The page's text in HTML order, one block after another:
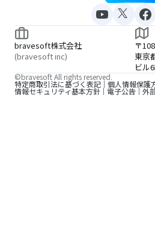
bravesoft株式会社
(bravesoft inc)
〒
東京
ビル
特定商取引法に基づく表記 個人情報保護
情報セキュリティ基本方針 電子公告 外
©bravesoft All rights reserved.